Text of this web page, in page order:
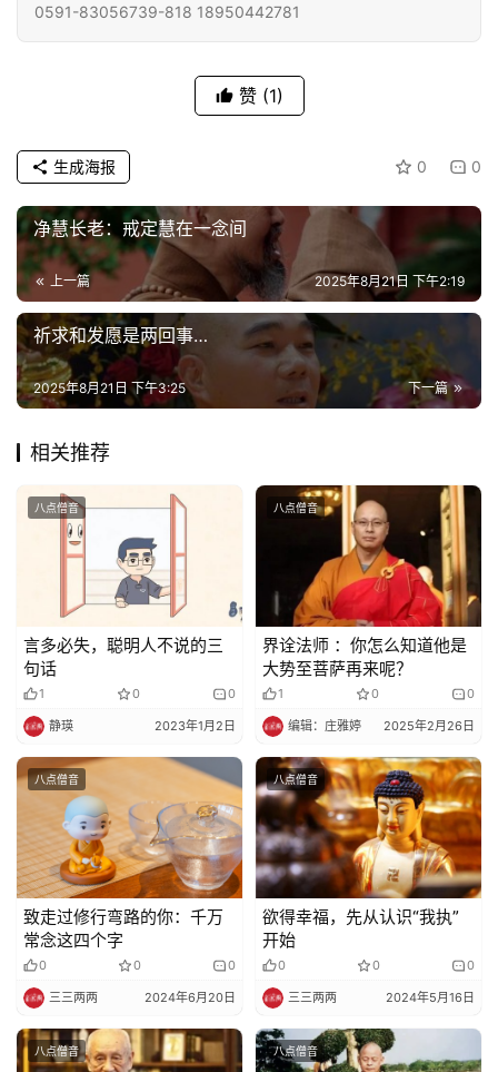
益
慈
善
佛
教
人
物
寺
巡
礼
纪
录
佛
艺
政
策
法
规
免
责
声
登录 注册
0591-83056739-818 18950442781
赞 (1)
0 0
生成海报
净慧长老：戒定慧在一念间
上一篇 2025年8月21日 下午2:19
祈求和发愿是两回事…
下一篇
2025年8月21日 下午3:25
相关推荐
八点僧音
言多必失，聪明人不说的三
句话
1 0 0
静瑛 2023年1月2日
八点僧音
界诠法师 ：你怎么知道他是
大势至菩萨再来呢？
1 0 0
编辑：庄雅婷 2025年2月26日
八点僧音
致走过修行弯路的你：千万
常念这四个字
0 0 0
三三两两 2024年6月20日
八点僧音
欲得幸福，先从认识“我执”
开始
0 0 0
三三两两 2024年5月16日
八点僧音 八点僧音